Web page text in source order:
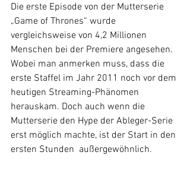
Die erste Episode von der Mutterserie
„Game of Thrones“ wurde
vergleichsweise von 4,2 Millionen
Menschen bei der Premiere angesehen.
Wobei man anmerken muss, dass die
erste Staffel im Jahr 2011 noch vor dem
heutigen Streaming-Phänomen
herauskam. Doch auch wenn die
Mutterserie den Hype der Ableger-Serie
erst möglich machte, ist der Start in den
ersten Stunden  außergewöhnlich.